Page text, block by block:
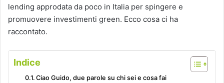
lending approdata da poco in Italia per spingere e
promuovere investimenti green. Ecco cosa ci ha
raccontato.
Indice
Ciao Guido, due parole su chi sei e cosa fai